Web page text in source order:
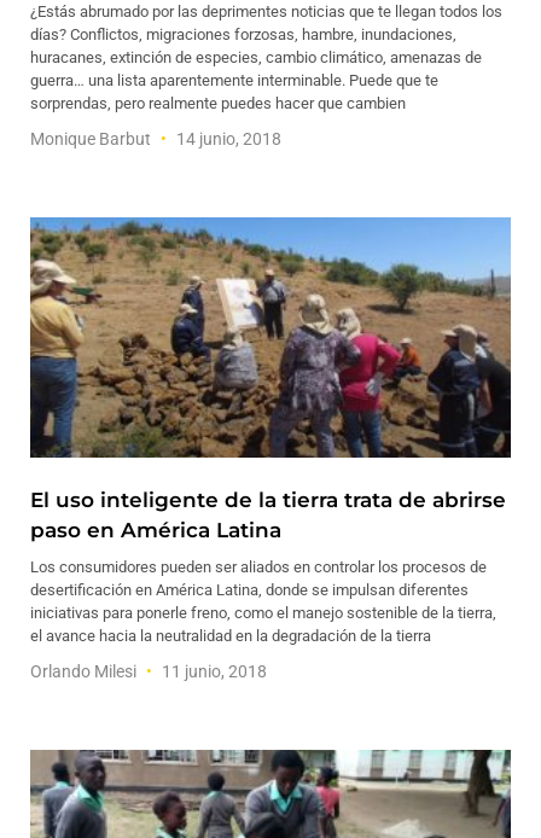
¿Estás abrumado por las deprimentes noticias que te llegan todos los
días? Conflictos, migraciones forzosas, hambre, inundaciones,
huracanes, extinción de especies, cambio climático, amenazas de
guerra… una lista aparentemente interminable. Puede que te
sorprendas, pero realmente puedes hacer que cambien
Monique Barbut 14 junio, 2018
El uso inteligente de la tierra trata de abrirse
paso en América Latina
Los consumidores pueden ser aliados en controlar los procesos de
desertificación en América Latina, donde se impulsan diferentes
iniciativas para ponerle freno, como el manejo sostenible de la tierra,
el avance hacia la neutralidad en la degradación de la tierra
Orlando Milesi 11 junio, 2018